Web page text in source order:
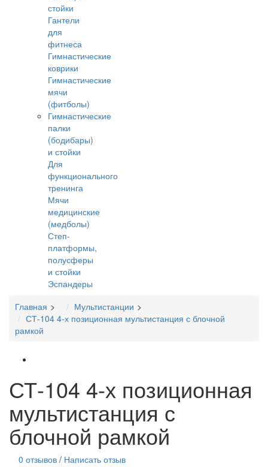
стойки
Гантели
для
фитнеса
Гимнастические
коврики
Гимнастические
мячи
(фитболы)
Гимнастические
палки
(бодибары)
и стойки
Для
функционального
тренинга
Мячи
медицинские
(медболы)
Степ-
платформы,
полусферы
и стойки
Эспандеры
Главная
Мультистанции
СТ-104 4-х позиционная мультистанция с блочной
рамкой
СТ-104 4-х позиционная
мультистанция с
блочной рамкой
0 отзывов / Написать отзыв